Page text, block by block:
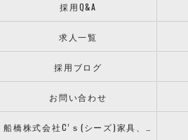
採用Q&A
求人一覧
採用ブログ
お問い合わせ